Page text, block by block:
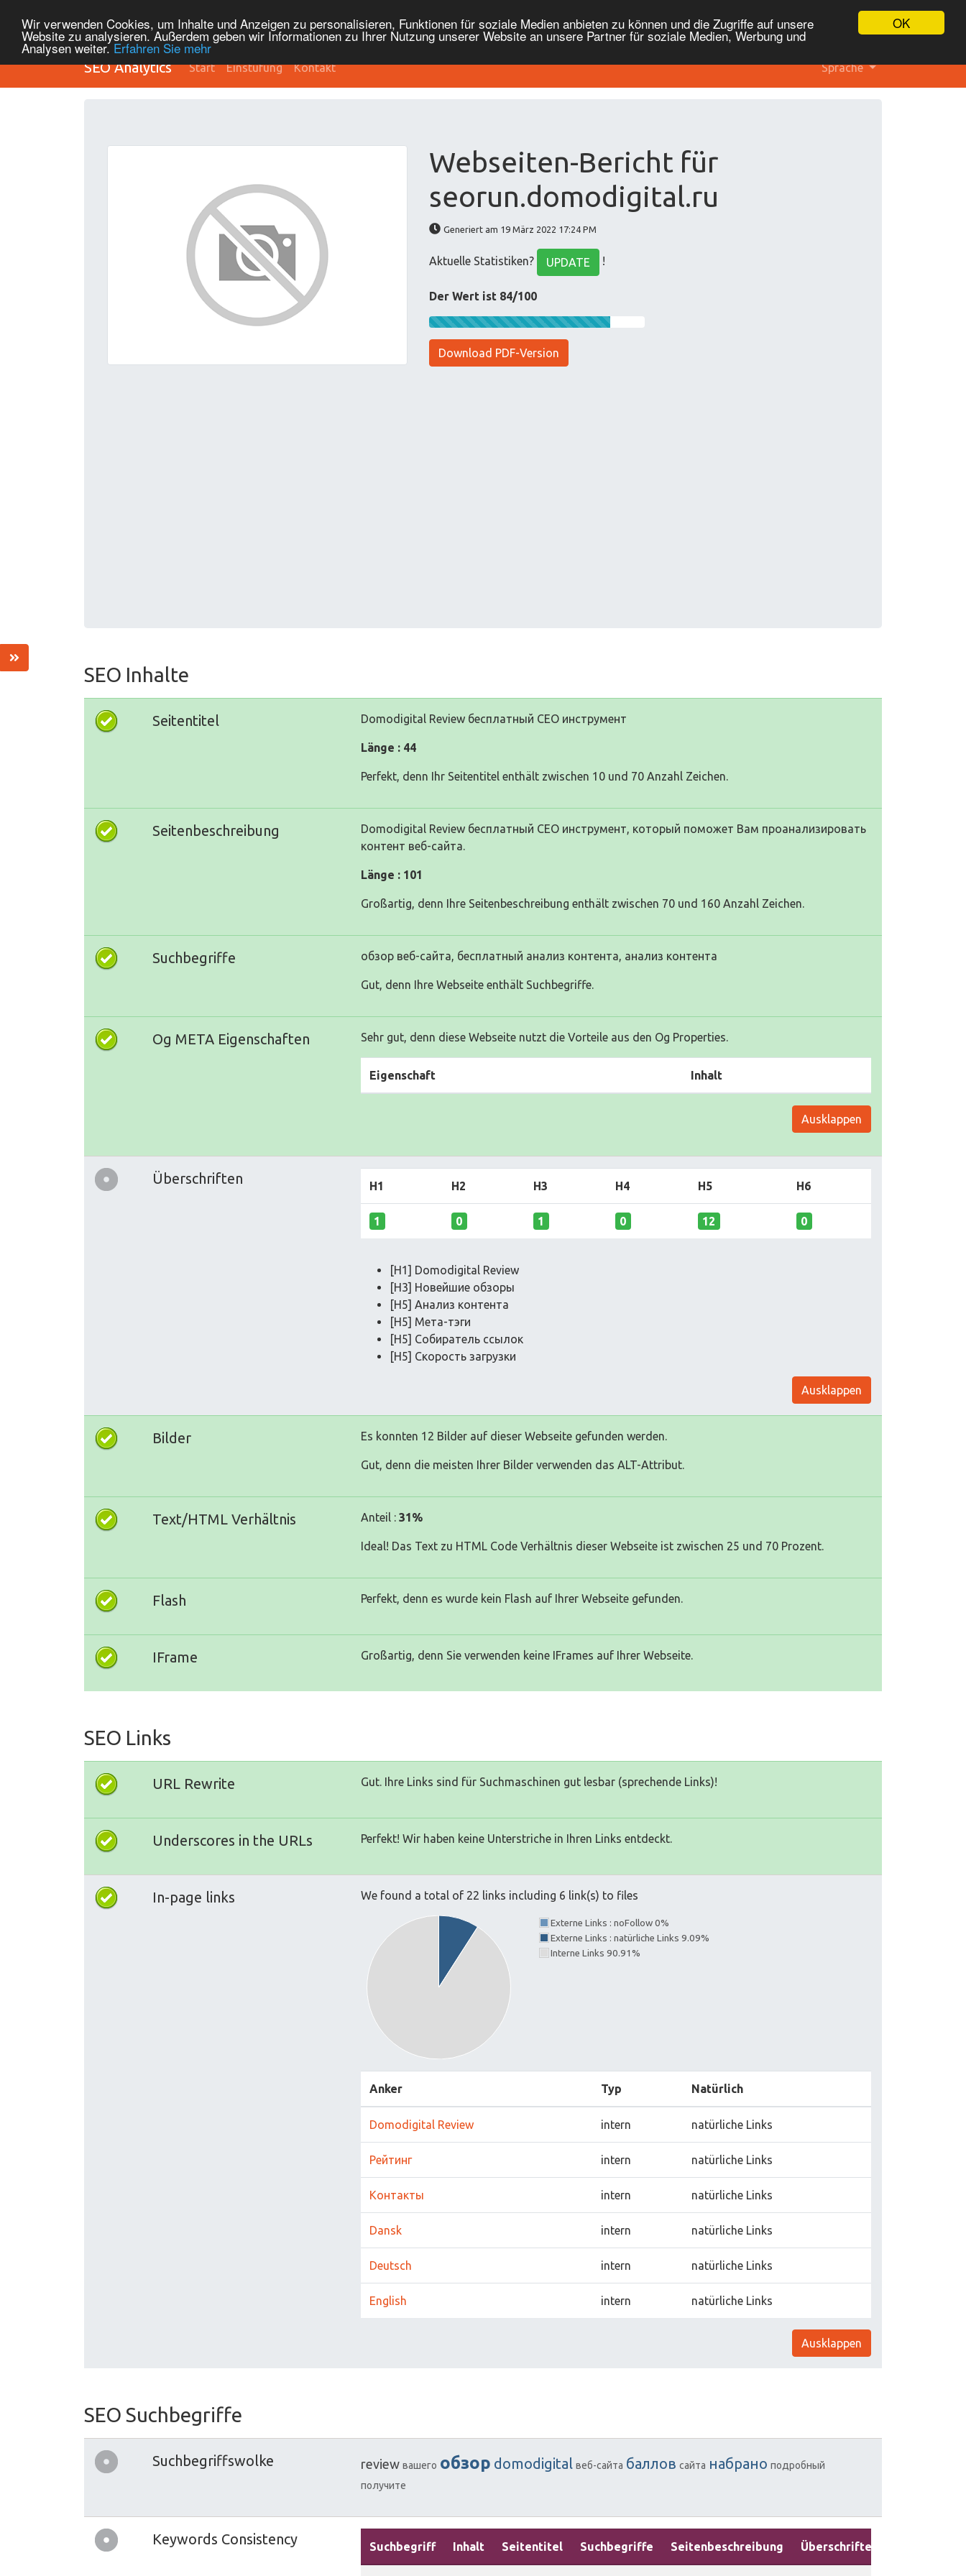
OK
Wir verwenden Cookies, um Inhalte und Anzeigen zu personalisieren, Funktionen für soziale Medien anbieten zu können und die Zugriffe auf unsere
Website zu analysieren. Außerdem geben wir Informationen zu Ihrer Nutzung unserer Website an unsere Partner für soziale Medien, Werbung und
Analysen weiter. Erfahren Sie mehr
SEO Analytics Start Einstufung Kontakt Sprache
Webseiten-Bericht für
seorun.domodigital.ru
Generiert am 19 März 2022 17:24 PM
Aktuelle Statistiken? UPDATE !
Der Wert ist 84/100
Download PDF-Version
SEO Inhalte
Seitentitel Domodigital Review бесплатный СЕО инструмент
Länge : 44
Perfekt, denn Ihr Seitentitel enthält zwischen 10 und 70 Anzahl Zeichen.
Seitenbeschreibung
Domodigital Review бесплатный СЕО инструмент, который поможет Вам проанализировать
контент веб-сайта.
Länge : 101
Großartig, denn Ihre Seitenbeschreibung enthält zwischen 70 und 160 Anzahl Zeichen.
Suchbegriffe обзор веб-сайта, бесплатный анализ контента, анализ контента
Gut, denn Ihre Webseite enthält Suchbegriffe.
Og META Eigenschaften Sehr gut, denn diese Webseite nutzt die Vorteile aus den Og Properties.
Eigenschaft Inhalt
Ausklappen
Überschriften H1 H2 H3 H4 H5 H6
1 0 1 0 12 0
[H1] Domodigital Review
[H3] Новейшие обзоры
[H5] Анализ контента
[H5] Мета-тэги
[H5] Собиратель ссылок
[H5] Скорость загрузки
Ausklappen
Bilder Es konnten 12 Bilder auf dieser Webseite gefunden werden.
Gut, denn die meisten Ihrer Bilder verwenden das ALT-Attribut.
Text/HTML Verhältnis Anteil : 31%
Ideal! Das Text zu HTML Code Verhältnis dieser Webseite ist zwischen 25 und 70 Prozent.
Flash Perfekt, denn es wurde kein Flash auf Ihrer Webseite gefunden.
IFrame Großartig, denn Sie verwenden keine IFrames auf Ihrer Webseite.
SEO Links
URL Rewrite Gut. Ihre Links sind für Suchmaschinen gut lesbar (sprechende Links)!
Underscores in the URLs Perfekt! Wir haben keine Unterstriche in Ihren Links entdeckt.
In-page links We found a total of 22 links including 6 link(s) to files
Externe Links : noFollow 0%
Externe Links : natürliche Links 9.09%
Interne Links 90.91%
Anker Typ Natürlich
Domodigital Review intern natürliche Links
Рейтинг intern natürliche Links
Контакты intern natürliche Links
Dansk intern natürliche Links
Deutsch intern natürliche Links
English intern natürliche Links
Ausklappen
SEO Suchbegriffe
Suchbegriffswolke review вашего обзор domodigital веб-сайта баллов сайта набрано подробный
получите
Keywords Consistency Suchbegriff Inhalt Seitentitel Suchbegriffe Seitenbeschreibung Überschriften